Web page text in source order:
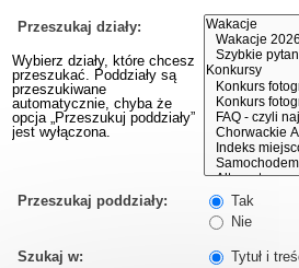
Przeszukaj działy:
Wybierz działy, które chcesz
przeszukać. Poddziały są
przeszukiwane
automatycznie, chyba że
opcja „Przeszukuj poddziały”
jest wyłączona.
Przeszukaj poddziały:
Tak
Nie
Szukaj w:
Tytuł i